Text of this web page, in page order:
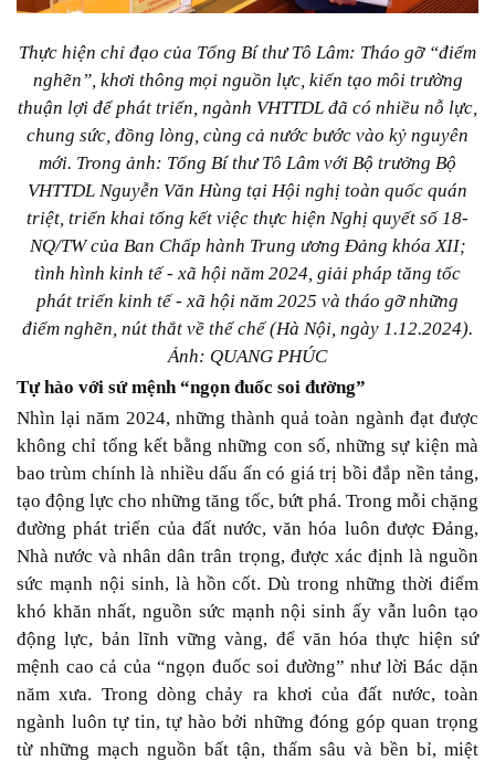
Thực hiện chỉ đạo của Tổng Bí thư Tô Lâm: Tháo gỡ “điểm
nghẽn”, khơi thông mọi nguồn lực, kiến tạo môi trường
thuận lợi để phát triển, ngành VHTTDL đã có nhiều nỗ lực,
chung sức, đồng lòng, cùng cả nước bước vào kỷ nguyên
mới. Trong ảnh: Tổng Bí thư Tô Lâm với Bộ trưởng Bộ
VHTTDL Nguyễn Văn Hùng tại Hội nghị toàn quốc quán
triệt, triển khai tổng kết việc thực hiện Nghị quyết số 18-
NQ/TW của Ban Chấp hành Trung ương Đảng khóa XII;
tình hình kinh tế - xã hội năm 2024, giải pháp tăng tốc
phát triển kinh tế - xã hội năm 2025 và tháo gỡ những
điểm nghẽn, nút thắt về thể chế (Hà Nội, ngày 1.12.2024).
Ảnh: QUANG PHÚC
Tự hào với sứ mệnh “ngọn đuốc soi đường”
Nhìn lại năm 2024, những thành quả toàn ngành đạt được
không chỉ tổng kết bằng những con số, những sự kiện mà
bao trùm chính là nhiều dấu ấn có giá trị bồi đắp nền tảng,
tạo động lực cho những tăng tốc, bứt phá. Trong mỗi chặng
đường phát triển của đất nước, văn hóa luôn được Đảng,
Nhà nước và nhân dân trân trọng, được xác định là nguồn
sức mạnh nội sinh, là hồn cốt. Dù trong những thời điểm
khó khăn nhất, nguồn sức mạnh nội sinh ấy vẫn luôn tạo
động lực, bản lĩnh vững vàng, để văn hóa thực hiện sứ
mệnh cao cả của “ngọn đuốc soi đường” như lời Bác dặn
năm xưa. Trong dòng chảy ra khơi của đất nước, toàn
ngành luôn tự tin, tự hào bởi những đóng góp quan trọng
từ những mạch nguồn bất tận, thấm sâu và bền bỉ, miệt